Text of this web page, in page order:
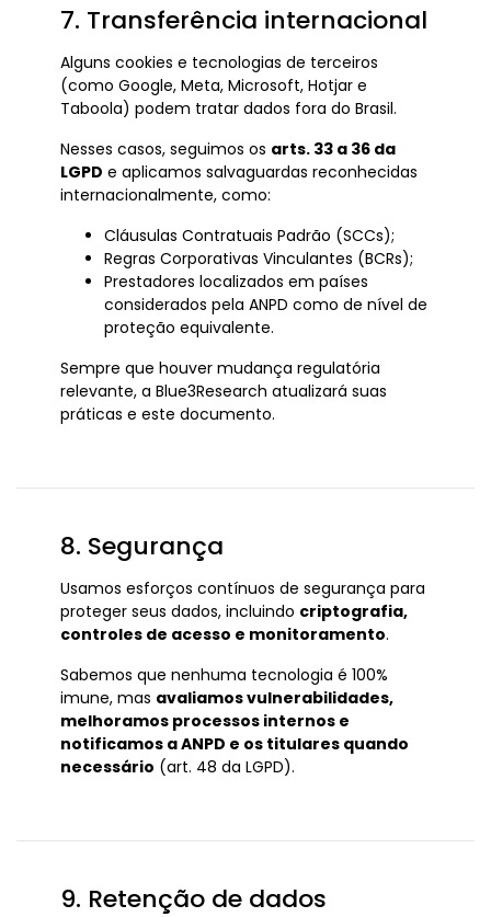
7. Transferência internacional
Alguns cookies e tecnologias de terceiros
(como Google, Meta, Microsoft, Hotjar e
Taboola) podem tratar dados fora do Brasil.
Nesses casos, seguimos os arts. 33 a 36 da
LGPD e aplicamos salvaguardas reconhecidas
internacionalmente, como:
Cláusulas Contratuais Padrão (SCCs);
Regras Corporativas Vinculantes (BCRs);
Prestadores localizados em países
considerados pela ANPD como de nível de
proteção equivalente.
Sempre que houver mudança regulatória
relevante, a Blue3Research atualizará suas
práticas e este documento.
8. Segurança
Usamos esforços contínuos de segurança para
proteger seus dados, incluindo criptografia,
controles de acesso e monitoramento.
Sabemos que nenhuma tecnologia é 100%
imune, mas avaliamos vulnerabilidades,
melhoramos processos internos e
notificamos a ANPD e os titulares quando
necessário (art. 48 da LGPD).
9. Retenção de dados